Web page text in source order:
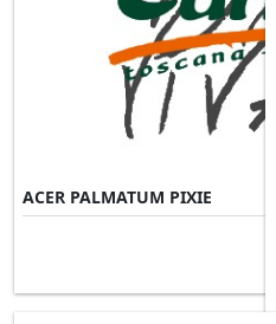
ACER PALMATUM PIXIE